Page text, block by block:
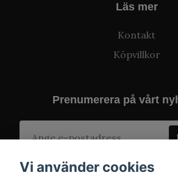
Läs mer
Kontakt
Köpvillkor
Prenumerera på vårt
Vi använder cookies